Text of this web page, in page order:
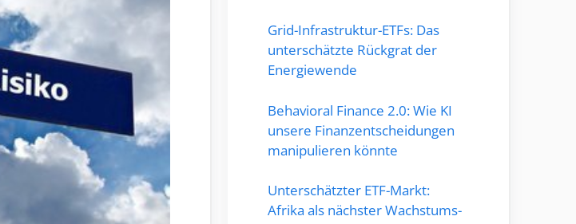
Grid-Infrastruktur-ETFs: Das
unterschätzte Rückgrat der
Energiewende
Behavioral Finance 2.0: Wie KI
unsere Finanzentscheidungen
manipulieren könnte
Unterschätzter ETF-Markt:
Afrika als nächster Wachstums-